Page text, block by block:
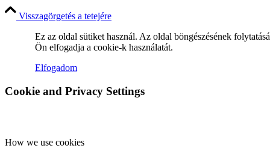
Közösségeink
Visszagörgetés a tetejére
Ez az oldal sütiket használ. Az oldal böngészésének
Ön elfogadja a cookie-k használatát.
Elfogadom
Cookie and Privacy Settings
How we use cookies